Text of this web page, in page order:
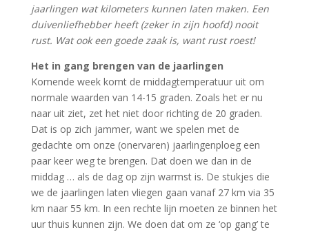
jaarlingen wat kilometers kunnen laten maken. Een
duivenliefhebber heeft (zeker in zijn hoofd) nooit
rust. Wat ook een goede zaak is, want rust roest!
Het in gang brengen van de jaarlingen
Komende week komt de middagtemperatuur uit om
normale waarden van 14-15 graden. Zoals het er nu
naar uit ziet, zet het niet door richting de 20 graden.
Dat is op zich jammer, want we spelen met de
gedachte om onze (onervaren) jaarlingenploeg een
paar keer weg te brengen. Dat doen we dan in de
middag … als de dag op zijn warmst is. De stukjes die
we de jaarlingen laten vliegen gaan vanaf 27 km via 35
km naar 55 km. In een rechte lijn moeten ze binnen het
uur thuis kunnen zijn. We doen dat om ze ‘op gang’ te